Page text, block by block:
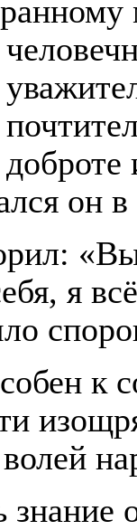
он в
я
к
знание